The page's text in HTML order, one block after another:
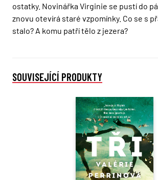
ostatky. Novinářka Virginie se pustí do
znovu otevírá staré vzpomínky. Co se s
stalo? A komu patří tělo z jezera?
SOUVISEJÍCÍ PRODUKTY